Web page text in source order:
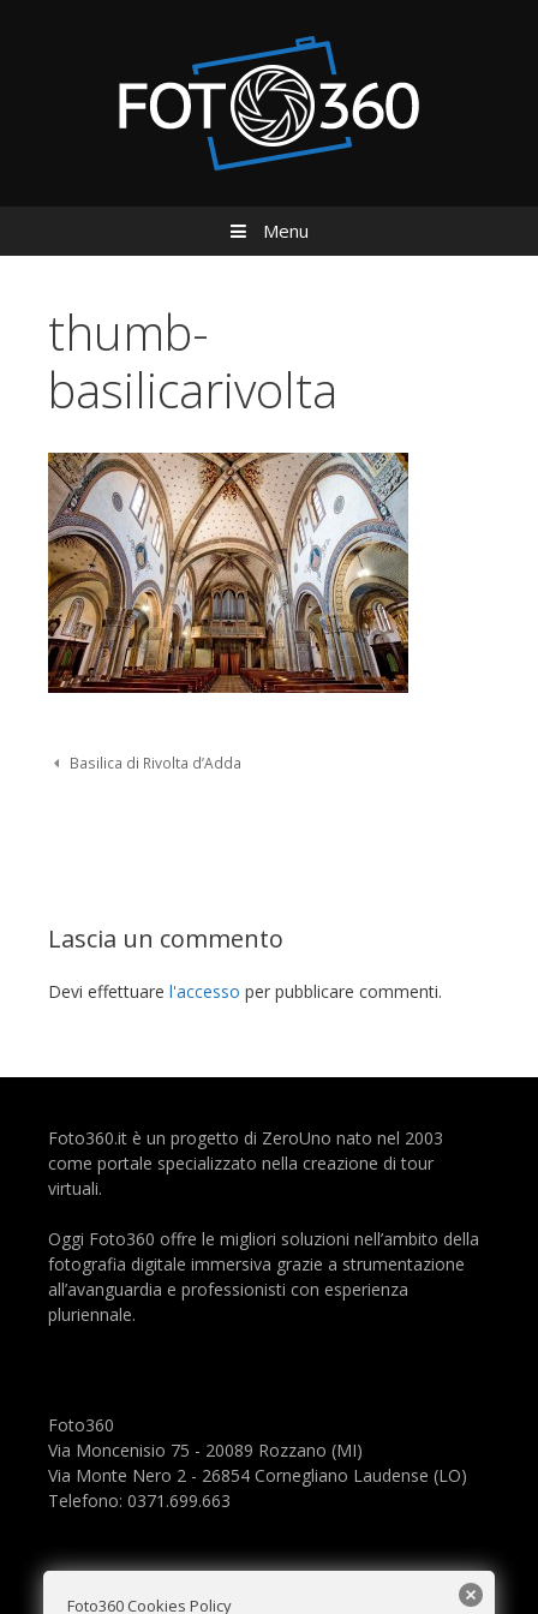
Menu
thumb-
basilicarivolta
Navigazione Post
Basilica di Rivolta d’Adda
Lascia un commento
Devi effettuare l'accesso per pubblicare commenti.
Foto360.it è un progetto di ZeroUno nato nel 2003
come portale specializzato nella creazione di tour
virtuali.
Oggi Foto360 offre le migliori soluzioni nell’ambito della
fotografia digitale immersiva grazie a strumentazione
all’avanguardia e professionisti con esperienza
pluriennale.
Foto360
Via Moncenisio 75 - 20089 Rozzano (MI)
Via Monte Nero 2 - 26854 Cornegliano Laudense (LO)
Telefono: 0371.699.663
Foto360 Cookies Policy